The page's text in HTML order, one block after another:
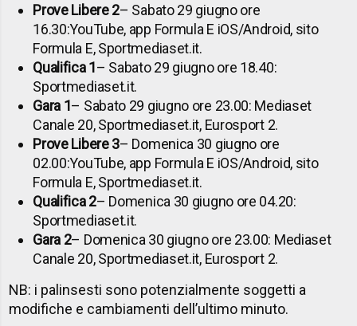
Prove Libere 2– Sabato 29 giugno ore
16.30:YouTube, app Formula E iOS/Android, sito
Formula E, Sportmediaset.it.
Qualifica 1– Sabato 29 giugno ore 18.40:
Sportmediaset.it.
Gara 1– Sabato 29 giugno ore 23.00: Mediaset
Canale 20, Sportmediaset.it, Eurosport 2.
Prove Libere 3– Domenica 30 giugno ore
02.00:YouTube, app Formula E iOS/Android, sito
Formula E, Sportmediaset.it.
Qualifica 2– Domenica 30 giugno ore 04.20:
Sportmediaset.it.
Gara 2– Domenica 30 giugno ore 23.00: Mediaset
Canale 20, Sportmediaset.it, Eurosport 2.
NB: i palinsesti sono potenzialmente soggetti a
modifiche e cambiamenti dell’ultimo minuto.